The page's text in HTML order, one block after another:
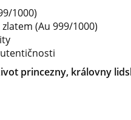
1000)
zlatem (Au 999/1000)
princezny, královny